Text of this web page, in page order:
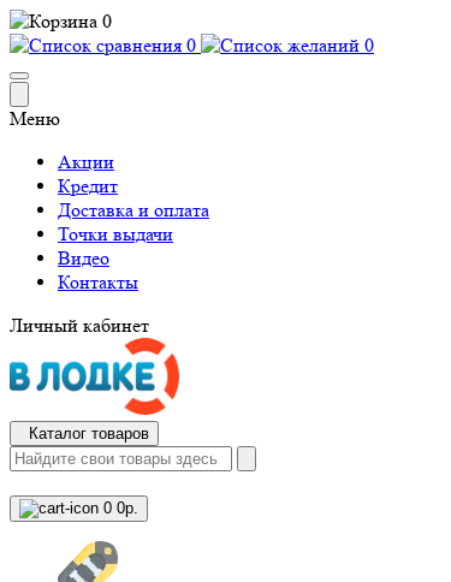
0
0
0
Меню
Акции
Кредит
Доставка и оплата
Точки выдачи
Видео
Контакты
Личный кабинет
Каталог товаров
0 0р.